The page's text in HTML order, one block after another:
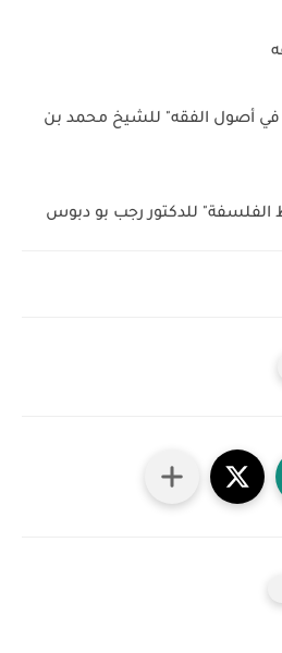
أصول الفقه" للشيخ محمد بن
للدكتور رجب بو دبوس